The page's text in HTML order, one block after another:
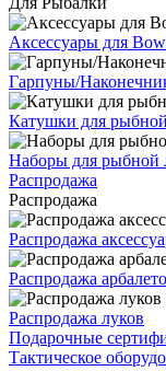
Аксессуары для
Гарпуны/
Катушки для
Наборы для рыбной
Распродажа
Распродажа
Распродажа
Распродажа
Распродажа луков
Подарочные
Тактическое